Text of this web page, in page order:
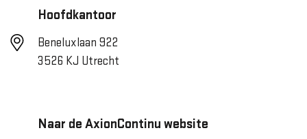
Hoofdkantoor
Beneluxlaan 922
3526 KJ Utrecht
Naar de AxionContinu website